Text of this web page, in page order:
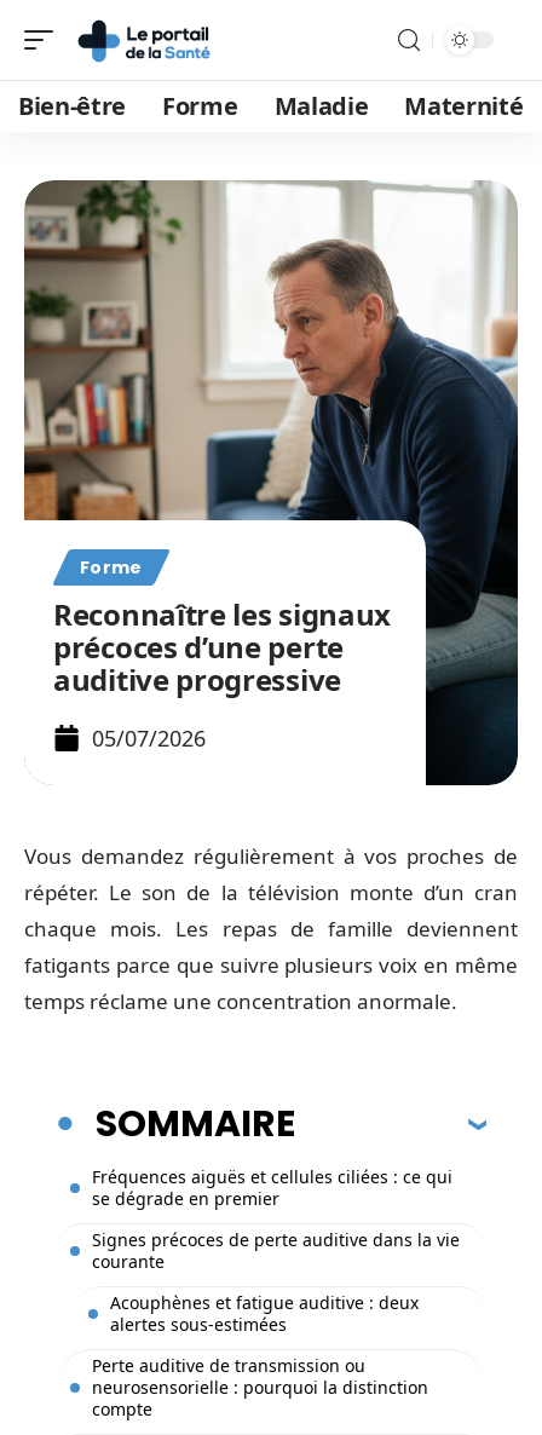
Bien-être Forme Maladie Maternité
Forme
Reconnaître les signaux
précoces d’une perte
auditive progressive
05/07/2026
Vous demandez régulièrement à vos proches de
répéter. Le son de la télévision monte d’un cran
chaque mois. Les repas de famille deviennent
fatigants parce que suivre plusieurs voix en même
temps réclame une concentration anormale.
SOMMAIRE
Fréquences aiguës et cellules ciliées : ce qui
se dégrade en premier
Signes précoces de perte auditive dans la vie
courante
Acouphènes et fatigue auditive : deux
alertes sous-estimées
Perte auditive de transmission ou
neurosensorielle : pourquoi la distinction
compte